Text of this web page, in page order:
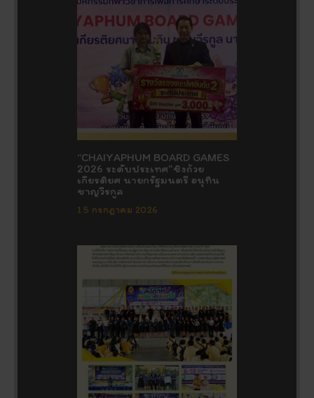
“CHAIYAPHUM BOARD GAMES
2026 ระดับประเทศ”ชิงถ้วย
เกียรติยศ นายกรัฐมนตรี อนุทิน
ชาญวีรกูล
15 กรกฎาคม 2026